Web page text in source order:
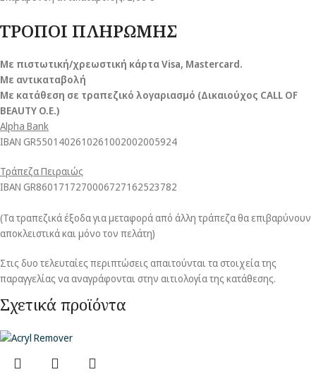
ΤΡΟΠΟΙ ΠΛΗΡΩΜΗΣ
Με πιστωτική/χρεωστική κάρτα Visa, Mastercard.
Με αντικαταβολή
Με κατάθεση σε τραπεζικό λογαριασμό (Δικαιούχος CALL OF
BEAUTY O.E.)
Alpha Bank
ΙΒΑΝ GR5501402610261002002005924
Τράπεζα Πειραιώς
ΙΒΑΝ GR8601717270006727162523782
(Τα τραπεζικά έξοδα για μεταφορά από άλλη τράπεζα θα επιβαρύνουν
αποκλειστικά και μόνο τον πελάτη)
Στις δυο τελευταίες περιπτώσεις απαιτούνται τα στοιχεία της
παραγγελίας να αναγράφονται στην αιτιολογία της κατάθεσης.
Σχετικά προϊόντα